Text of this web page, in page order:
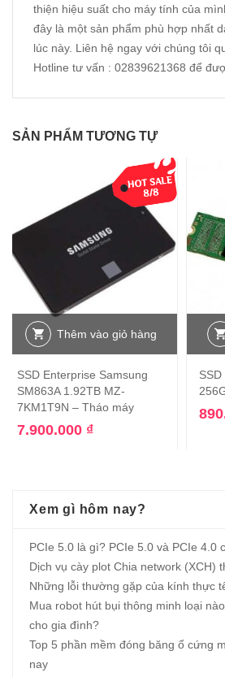
thiện hiệu suất cho máy tính của
đây là một sản phẩm phù hợp nhất
lúc này. Liên hệ ngay với chúng tôi
Hotline tư vấn : 02839621368 để
SẢN PHẨM TƯƠNG TỰ
Thêm vào giỏ hàng
SSD Enterprise Samsung
SM863A 1.92TB MZ-
7KM1T9N – Tháo máy
7.900.000 ₫
Xem gì hôm nay?
PCIe 5.0 là gì? PCIe 5.0 và PCIe 4.0
Dịch vụ cày plot Chia network (XCH)
Những lỗi thường gặp của kính thực
Mua robot hút bụi thông minh loại
cho gia đình?
Top 5 phần mềm đóng băng ổ cứng
nay